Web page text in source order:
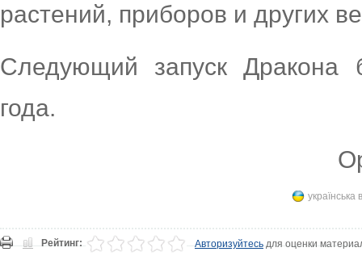
растений, приборов и других
Следующий запуск Дракона
года.
українська
Рейтинг: Авторизуйтесьдля оценки